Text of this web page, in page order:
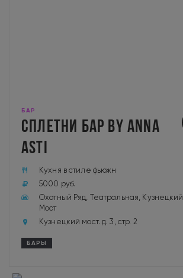
БАР
СПЛЕТНИ БАР BY ANNA
ASTI
Кухня в стиле фьюжн
5000 руб.
Охотный Ряд, Театральная, Кузнецкий
Мост
Кузнецкий мост. д. 3, стр. 2
БАРЫ